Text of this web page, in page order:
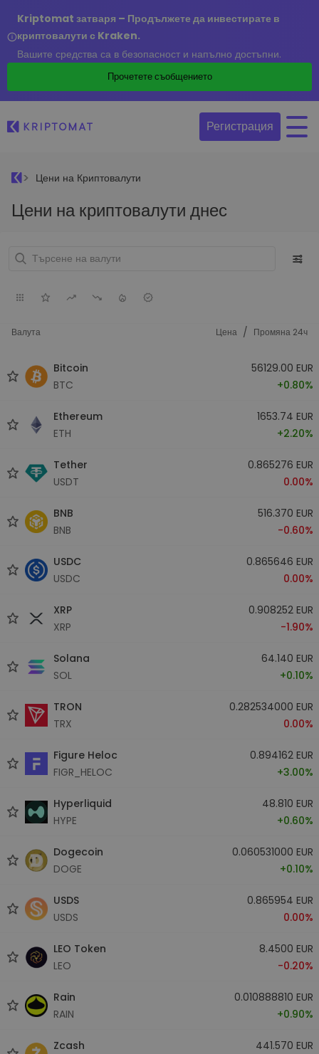
Kriptomat затваря – Продължете да инвестирате в
криптовалути с Kraken.
Вашите средства са в безопасност и напълно достъпни.
Прочетете съобщението
Регистрация
Цени на Криптовалути
Цени на криптовалути днес
Валута Цена / Промяна 24ч
Bitcoin
BTC
56129.00 EUR
+0.80%
Ethereum
ETH
1653.74 EUR
+2.20%
Tether
USDT
0.865276 EUR
0.00%
BNB
BNB
516.370 EUR
-0.60%
USDC
USDC
0.865646 EUR
0.00%
XRP
XRP
0.908252 EUR
-1.90%
Solana
SOL
64.140 EUR
+0.10%
TRON
TRX
0.282534000 EUR
0.00%
Figure Heloc
FIGR_HELOC
0.894162 EUR
+3.00%
Hyperliquid
HYPE
48.810 EUR
+0.60%
Dogecoin
DOGE
0.060531000 EUR
+0.10%
USDS
USDS
0.865954 EUR
0.00%
LEO Token
LEO
8.4500 EUR
-0.20%
Rain
RAIN
0.010888810 EUR
+0.90%
Zcash
441.570 EUR